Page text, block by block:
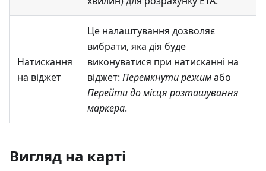
Натискання
на віджет
Це налаштування дозволяє
вибрати, яка дія буде
виконуватися при натисканні на
віджет: Перемкнути режимабо
Перейти до місця розташування
маркера.
Вигляд на карті